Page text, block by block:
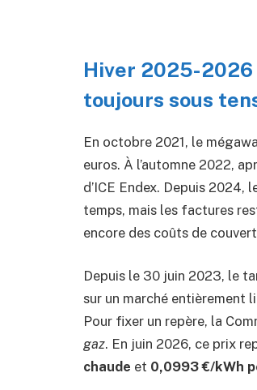
Hiver 2025-2026
toujours sous
En octobre 2021, le
euros. À l’automne 2022,
d’ICE Endex. Depuis
temps, mais les factures
encore des coûts de
Depuis le 30 juin 2023, le
sur un marché entièrement
Pour fixer un repère, la
gaz. En juin 2026, ce prix
chaude et 0,0993 €/kWh